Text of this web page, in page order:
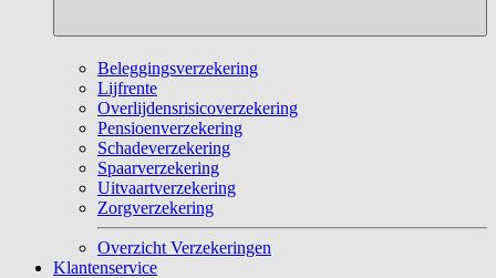
Beleggingsverzekering
Lijfrente
Overlijdensrisicoverzekering
Pensioenverzekering
Schadeverzekering
Spaarverzekering
Uitvaartverzekering
Zorgverzekering
Overzicht Verzekeringen
Klantenservice